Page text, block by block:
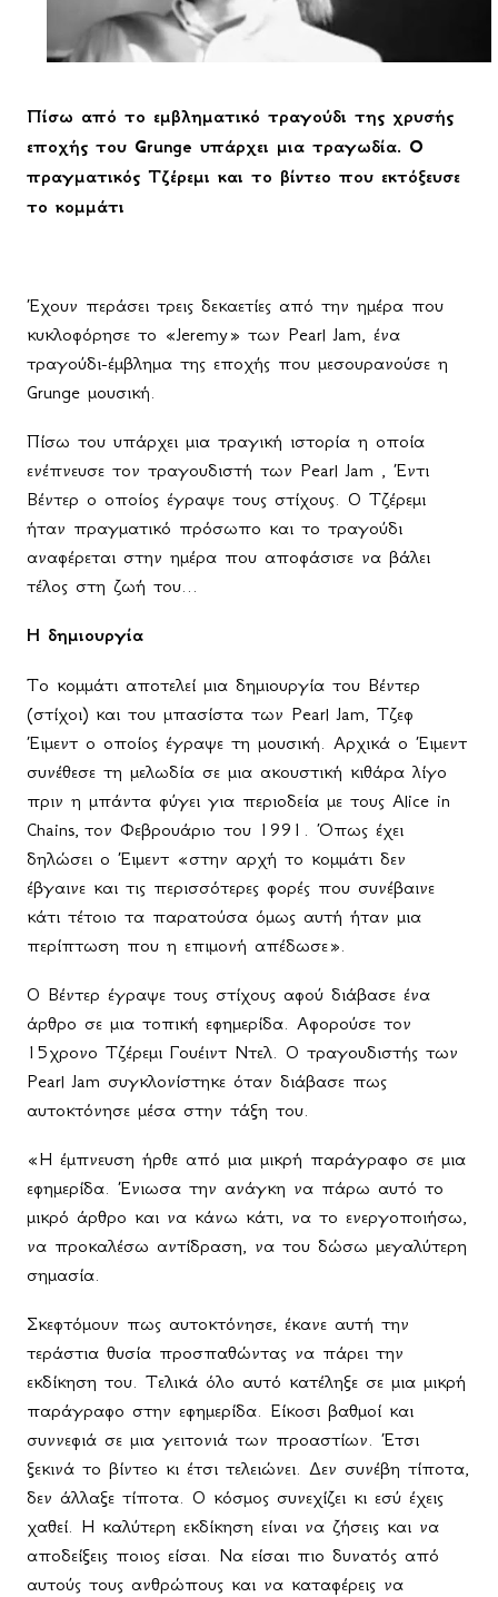
Πίσω από το εμβληματικό τραγούδι της χρυσής
εποχής του Grunge υπάρχει μια τραγωδία. Ο
πραγματικός Τζέρεμι και το βίντεο που εκτόξευσε
το κομμάτι
Έχουν περάσει τρεις δεκαετίες από την ημέρα που
κυκλοφόρησε το «Jeremy» των Pearl Jam, ένα
τραγούδι-έμβλημα της εποχής που μεσουρανούσε η
Grunge μουσική.
Πίσω του υπάρχει μια τραγική ιστορία η οποία
ενέπνευσε τον τραγουδιστή των Pearl Jam , Έντι
Βέντερ ο οποίος έγραψε τους στίχους. Ο Τζέρεμι
ήταν πραγματικό πρόσωπο και το τραγούδι
αναφέρεται στην ημέρα που αποφάσισε να βάλει
τέλος στη ζωή του...
Η δημιουργία
Το κομμάτι αποτελεί μια δημιουργία του Βέντερ
(στίχοι) και του μπασίστα των Pearl Jam, Τζεφ
Έιμεντ ο οποίος έγραψε τη μουσική. Αρχικά ο Έιμεντ
συνέθεσε τη μελωδία σε μια ακουστική κιθάρα λίγο
πριν η μπάντα φύγει για περιοδεία με τους Alice in
Chains, τον Φεβρουάριο του 1991. Όπως έχει
δηλώσει ο Έιμεντ «στην αρχή το κομμάτι δεν
έβγαινε και τις περισσότερες φορές που συνέβαινε
κάτι τέτοιο τα παρατούσα όμως αυτή ήταν μια
περίπτωση που η επιμονή απέδωσε».
Ο Βέντερ έγραψε τους στίχους αφού διάβασε ένα
άρθρο σε μια τοπική εφημερίδα. Αφορούσε τον
1 5χρονο Τζέρεμι Γουέιντ Ντελ. Ο τραγουδιστής των
Pearl Jam συγκλονίστηκε όταν διάβασε πως
αυτοκτόνησε μέσα στην τάξη του.
«Η έμπνευση ήρθε από μια μικρή παράγραφο σε μια
εφημερίδα. Ένιωσα την ανάγκη να πάρω αυτό το
μικρό άρθρο και να κάνω κάτι, να το ενεργοποιήσω,
να προκαλέσω αντίδραση, να του δώσω μεγαλύτερη
σημασία.
Σκεφτόμουν πως αυτοκτόνησε, έκανε αυτή την
τεράστια θυσία προσπαθώντας να πάρει την
εκδίκηση του. Τελικά όλο αυτό κατέληξε σε μια μικρή
παράγραφο στην εφημερίδα. Είκοσι βαθμοί και
συννεφιά σε μια γειτονιά των προαστίων. Έτσι
ξεκινά το βίντεο κι έτσι τελειώνει. Δεν συνέβη τίποτα,
δεν άλλαξε τίποτα. Ο κόσμος συνεχίζει κι εσύ έχεις
χαθεί. Η καλύτερη εκδίκηση είναι να ζήσεις και να
αποδείξεις ποιος είσαι. Να είσαι πιο δυνατός από
αυτούς τους ανθρώπους και να καταφέρεις να